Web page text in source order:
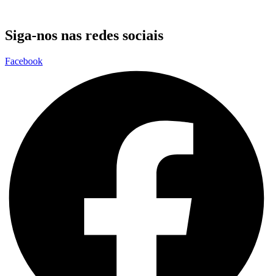
Siga-nos nas redes sociais
Facebook